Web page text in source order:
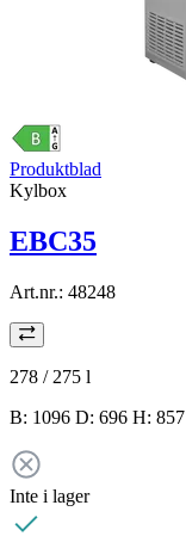
Produktblad
Kylbox
EBC35
Art.nr.: 48248
278 / 275 l
B: 1096 D: 696 H: 857
Inte i lager